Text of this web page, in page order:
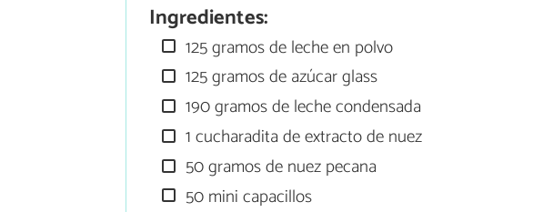
Ingredientes:
125 gramos de leche en polvo
125 gramos de azúcar glass
190 gramos de leche condensada
1 cucharadita de extracto de nuez
50 gramos de nuez pecana
50 mini capacillos